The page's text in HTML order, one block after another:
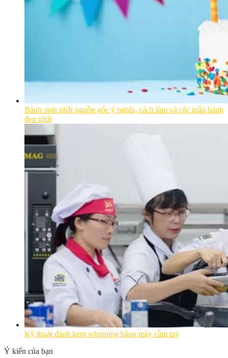
Bánh sinh nhật nguồn gốc ý nghĩa, cách làm và các mẫu bánh
đẹp nhất
Kỹ thuật đánh kem whipping bằng máy cầm tay
Ý kiến của bạn